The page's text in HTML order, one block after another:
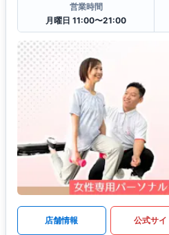
営業時間
月曜日 11:00〜21:00
店舗情報 公式サイ